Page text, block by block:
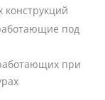
конструкций
под
при